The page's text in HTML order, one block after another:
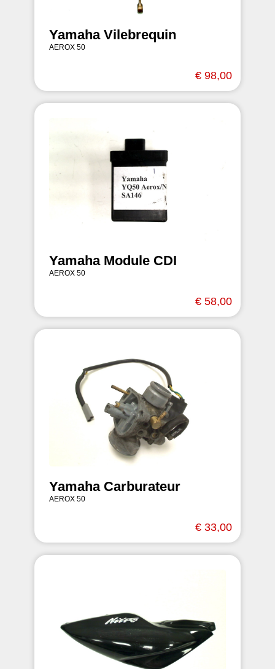
Yamaha Vilebrequin
AEROX 50
€ 98,00
Yamaha Module CDI
AEROX 50
€ 58,00
Yamaha Carburateur
AEROX 50
€ 33,00